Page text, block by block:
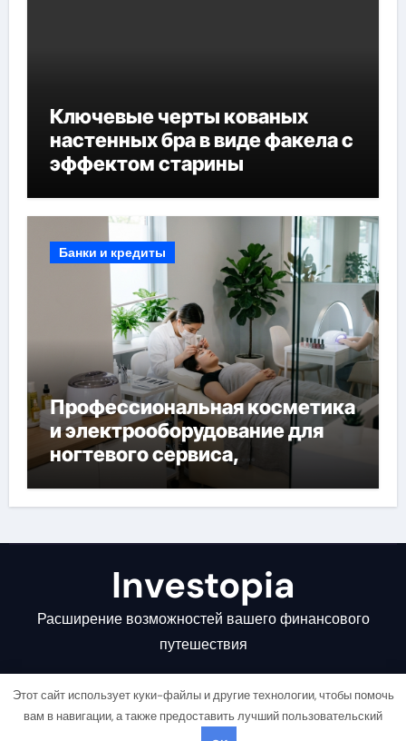
Ключевые черты кованых
настенных бра в виде факела с
эффектом старины
Банки и кредиты
Профессиональная косметика
и электрооборудование для
ногтевого сервиса,
наращивания ресниц и
депиляции
Investopia
Расширение возможностей вашего финансового
путешествия
Этот сайт использует куки-файлы и другие технологии, чтобы помочь
вам в навигации, а также предоставить лучший пользовательский